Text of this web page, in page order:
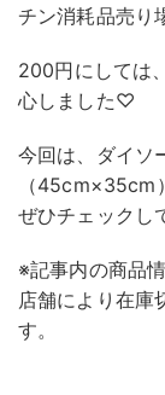
チン消耗品売り
200円にしては
心しました♡
今回は、ダイソ
（45cm×35cm
ぜひチェックし
※記事内の商品
店舗により在庫
す。